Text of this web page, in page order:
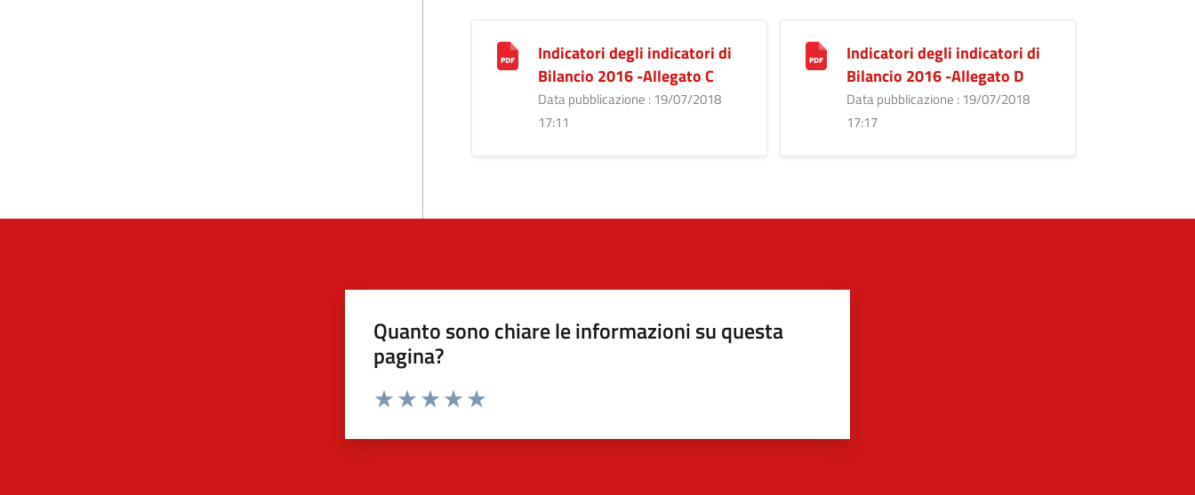
Indicatori degli indicatori di
Bilancio 2016 -Allegato C
Data pubblicazione : 19/07/2018
17:11
Indicatori degli indicatori di
Bilancio 2016 -Allegato D
Data pubblicazione : 19/07/2018
17:17
Quanto sono chiare le informazioni su questa
pagina?
Valuta da 1 a 5 stelle la pagina